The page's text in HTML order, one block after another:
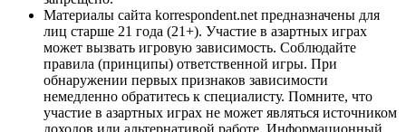
Материалы сайта korrespondent.net предназначены для
лиц старше 21 года (21+). Участие в азартных играх
может вызвать игровую зависимость. Соблюдайте
правила (принципы) ответственной игры. При
обнаружении первых признаков зависимости
немедленно обратитесь к специалисту. Помните, что
участие в азартных играх не может являться источником
доходов или альтернативой работе. Информационный